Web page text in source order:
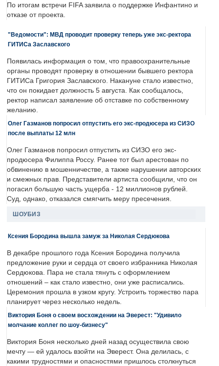
По итогам встречи FIFA заявила о поддержке Инфантино и
отказе от проекта.
"Ведомости": МВД проводит проверку теперь уже экс-ректора
ГИТИСа Заславского
Появилась информация о том, что правоохранительные
органы проводят проверку в отношении бывшего ректора
ГИТИСа Григория Заславского. Накануне стало известно,
что он покидает должность 5 августа. Как сообщалось,
ректор написал заявление об отставке по собственному
желанию.
Олег Газманов попросил отпустить его экс-продюсера из СИЗО
после выплаты 12 млн
Олег Газманов попросил отпустить из СИЗО его экс-
продюсера Филиппа Россу. Ранее тот был арестован по
обвинению в мошенничестве, а также нарушении авторских
и смежных прав. Представители артиста сообщили, что он
погасил большую часть ущерба - 12 миллионов рублей.
Суд, однако, отказался смягчить меру пресечения.
ШОУБИЗ
Ксения Бородина вышла замуж за Николая Сердюкова
В декабре прошлого года Ксения Бородина получила
предложение руки и сердца от своего избранника Николая
Сердюкова. Пара не стала тянуть с оформлением
отношений – как стало известно, они уже расписались.
Церемония прошла в узком кругу. Устроить торжество пара
планирует через несколько недель.
Виктория Боня о своем восхождении на Эверест: "Удивило
молчание коллег по шоу-бизнесу"
Виктория Боня несколько дней назад осуществила свою
мечту — ей удалось взойти на Эверест. Она делилась, с
какими трудностями и опасностями пришлось столкнуться